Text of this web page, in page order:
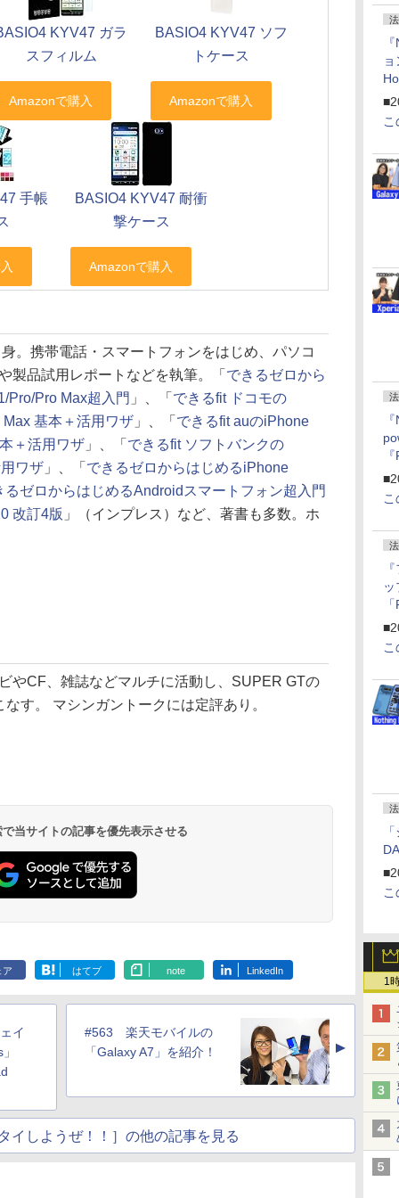
「
ー
『
1
KYV47 ガラ
スフィルム
BASIO4 KYV47 ソフ
トケース
手帳
BASIO4 KYV47 耐衝
撃ケース
。携帯電話・スマートフォンをはじめ、パソコ
製品試用レポートなどを執筆。「 できるゼロから
Pro/Pro Max超入門 」、「 できるfit ドコモの
基本＋活用ワザ 」、「 できるfit auのiPhone
＋活用ワザ 」、「 できるfit ソフトバンクの
ワザ 」、「 できるゼロからはじめるiPhone
るゼロからはじめるAndroidスマートフォン超入門
改訂4版 」（インプレス）など、著書も多数。ホ
やCF、雑誌などマルチに活動し、SUPER GTの
す。 マシンガントークには定評あり。
当サイトの記事を優先表示させる
ア はてブ note LinkedIn
イ
#563 楽天モバイルの
「Galaxy A7」を紹介！
▲
イしようぜ！！］の他の記事を見る